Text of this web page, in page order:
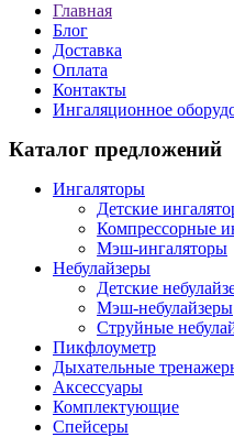
Главная
Блог
Доставка
Оплата
Контакты
Ингаляционное
Каталог предложений
Ингаляторы
Детские
Компрессорные
Мэш-ингаляторы
Небулайзеры
Детские
Мэш-небулайзеры
Струйные
Пикфлоуметр
Дыхательные
Аксессуары
Комплектующие
Спейсеры